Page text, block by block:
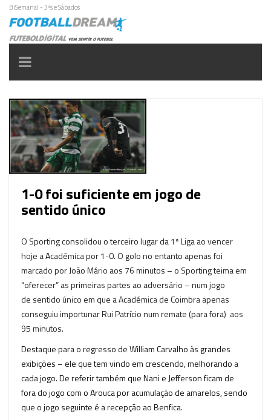
BiSemanal - 3ªs e Sábados
Toggle
navigation
1-0 foi suficiente em jogo de
sentido único
O Sporting consolidou o terceiro lugar da 1ª Liga ao vencer
hoje a Académica por 1-0. O golo no entanto apenas foi
marcado por João Mário aos 76 minutos – o Sporting teima em
“oferecer” as primeiras partes ao adversário – num jogo
de sentido único em que a Académica de Coimbra apenas
conseguiu importunar Rui Patrício num remate (para fora) aos
95 minutos.
Destaque para o regresso de William Carvalho às grandes
exibições – ele que tem vindo em crescendo, melhorando a
cada jogo. De referir também que Nani e Jefferson ficam de
fora do jogo com o Arouca por acumulação de amarelos, sendo
que o jogo seguinte é a recepção ao Benfica.